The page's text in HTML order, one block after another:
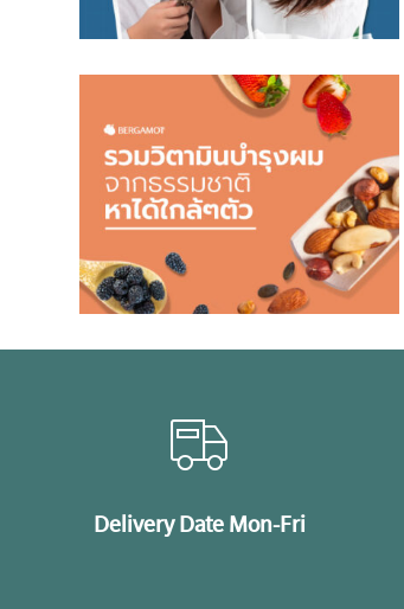
Delivery Date Mon-Fri